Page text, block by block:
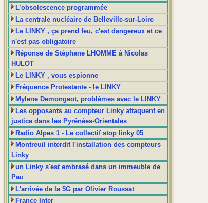
L’obsolescence programmée
La centrale nucléaire de Belleville-sur-Loire
Le LINKY , ça prend feu, c'est dangereux et ce
n'est pas obligatoire
Réponse de Stéphane LHOMME à Nicolas
HULOT
Le LINKY , vous espionne
Fréquence Protestante - le LINKY
Mylene Demongeot, problèmes avec le LINKY
Les opposants au compteur Linky attaquent en
justice dans les Pyrénées-Orientales
Radio Alpes 1 - Le collectif stop linky 05
Montreuil interdit l'installation des compteurs
Linky
un Linky s'est embrasé dans un immeuble de
Pau
L'arrivée de la 5G par Olivier Roussat
France Inter